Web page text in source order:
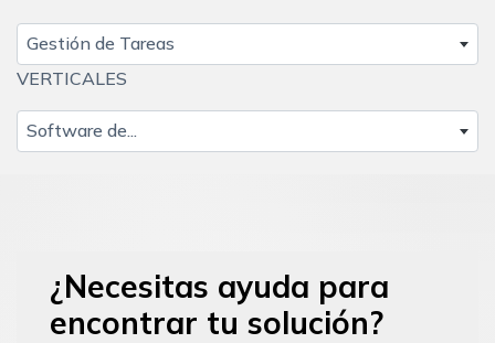
Gestión de Tareas
VERTICALES
Software de...
¿Necesitas ayuda para
encontrar tu solución?